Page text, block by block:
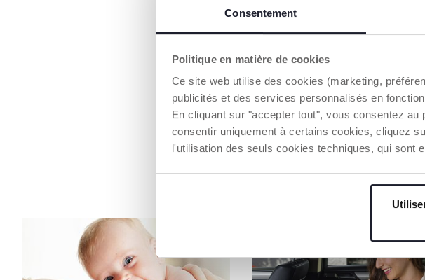
Consentement
Politique en matière de cookies
Ce site web utilise des cookies (marketing,
publicités et des services personnalisés en
En cliquant sur "accepter tout", vous consentez
consentir uniquement à certains cookies, cliquez
l'utilisation des seuls cookies techniques, qui sont
NOS